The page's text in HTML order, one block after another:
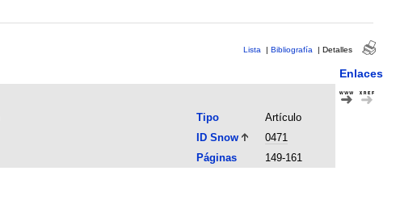
Lista | Bibliografía | Detalles
Enlaces
Tipo
Artículo
ID Snow
0471
Páginas
149-161